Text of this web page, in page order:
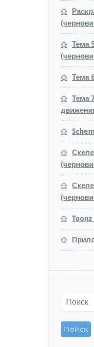
Тема
Тема
Тема